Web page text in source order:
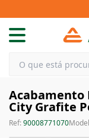
Acabamento
City Grafite
Ref:90008771070